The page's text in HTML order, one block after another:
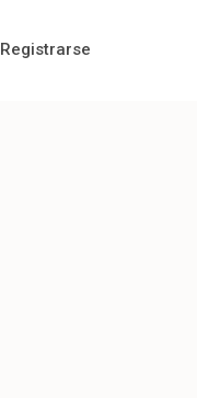
Registrarse